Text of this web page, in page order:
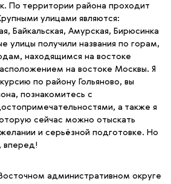
По территории района проходит
улицами являются:
Байкальская, Амурская, Бирюсинка
улицы получили названия по горам,
находящимся на востоке
на востоке Москвы. Я
по району Гольяново, вы
познакомитесь с
а также я
сейчас можно отыскать
и серьёзной подготовке. Но
вперед!
административном округе